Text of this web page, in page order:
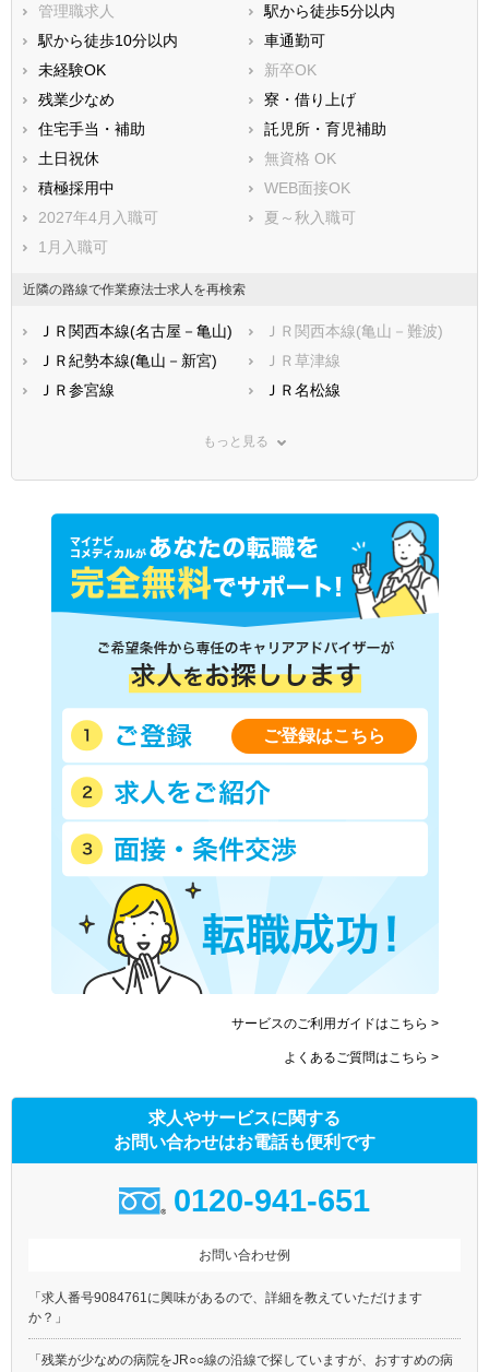
管理職求人
駅から徒歩5分以内
駅から徒歩10分以内
車通勤可
未経験OK
新卒OK
残業少なめ
寮・借り上げ
住宅手当・補助
託児所・育児補助
土日祝休
無資格 OK
積極採用中
WEB面接OK
2027年4月入職可
夏～秋入職可
1月入職可
近隣の路線で作業療法士求人を再検索
ＪＲ関西本線(名古屋－亀山)
ＪＲ関西本線(亀山－難波)
ＪＲ紀勢本線(亀山－新宮)
ＪＲ草津線
ＪＲ参宮線
ＪＲ名松線
近鉄湯の山線
近鉄志摩線
近鉄鈴鹿線
四日市あすなろう鉄道八王子
三岐鉄道三岐線
三岐鉄道北勢線
伊勢鉄道
養老鉄道養老線
もっと見る
ご登録はこちら
サービスのご利用ガイドはこちら >
よくあるご質問はこちら >
求人やサービスに関する
お問い合わせはお電話も便利です
0120-941-651
お問い合わせ例
「求人番号9084761に興味があるので、詳細を教えていただけます
か？」
「残業が少なめの病院をJR○○線の沿線で探していますが、おすすめの病